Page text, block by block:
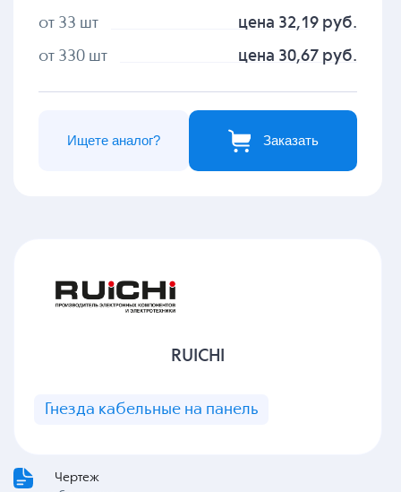
от 33 шт цена 32,19 руб.
от 330 шт цена 30,67 руб.
Заказать
Ищете аналог?
RUICHI
Гнезда кабельные на панель
Чертеж